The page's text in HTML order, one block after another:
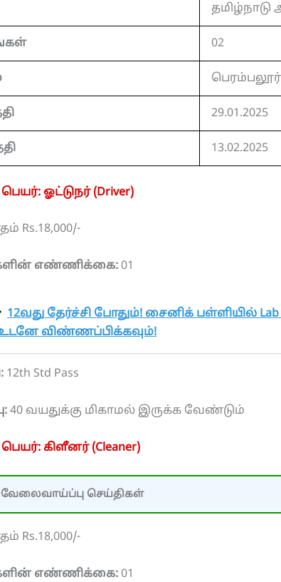
02
29.01.2025
13.02.2025
ஓட்டுநர் (Driver)
Rs.18,000/-
எண்ணிக்கை: 01
12வது தேர்ச்சி போதும்! சைனிக் பள்ளியில்
உடனே விண்ணப்பிக்கவும்!
12th Std Pass
40 வயதுக்கு மிகாமல் இருக்க வேண்டும்
கிளீனர் (Cleaner)
செய்திகள்
Rs.18,000/-
எண்ணிக்கை: 01